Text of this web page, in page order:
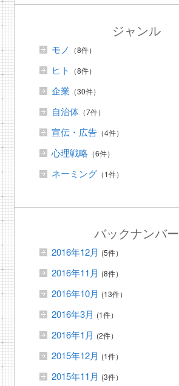
ジャンル
モノ （8件）
ヒト （8件）
企業 （30件）
自治体（7件）
宣伝・広告（4件）
心理戦略 （6件）
ネーミング（1件）
バックナンバー
2016年12月 (5件）
2016年11月 (8件）
2016年10月 (13件）
2016年3月 (1件）
2016年1月 (2件）
2015年12月 (1件）
2015年11月 (3件）